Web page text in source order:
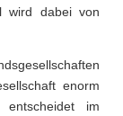
wird dabei von
enorm
im